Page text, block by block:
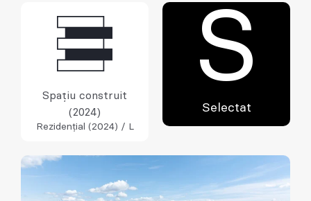
Spațiu construit
(2024)
Rezidențial (2024) / L
S
Selectat